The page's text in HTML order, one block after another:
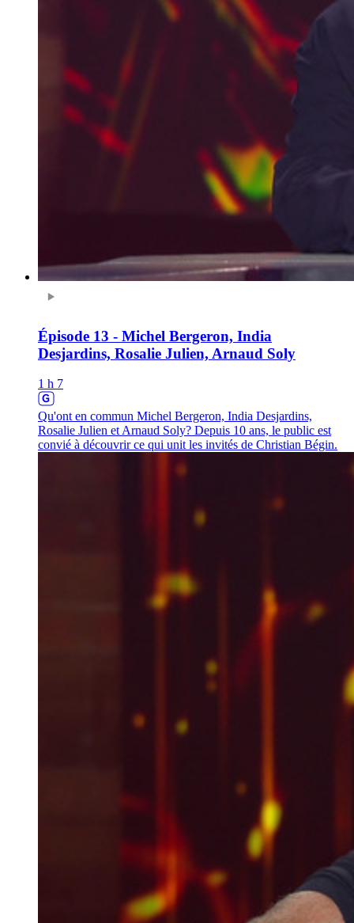
Épisode 13 - Michel Bergeron, India
Desjardins, Rosalie Julien, Arnaud Soly
1 h 7
Qu'ont en commun Michel Bergeron, India Desjardins,
Rosalie Julien et Arnaud Soly? Depuis 10 ans, le public est
convié à découvrir ce qui unit les invités de Christian Bégin.